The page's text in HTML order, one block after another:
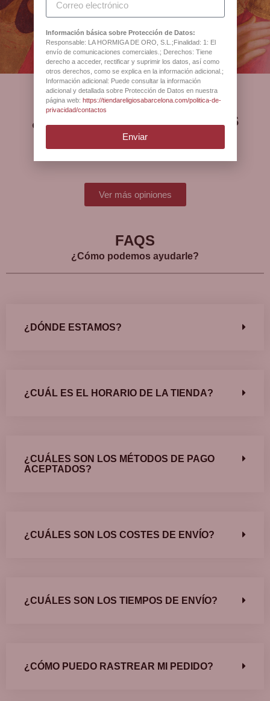
Antigua Botiga Catedral
Barcelona
¿Qué opinan nuestros
clientes?
Ver más opiniones
FAQS
¿Cómo podemos ayudarle?
¿DÓNDE ESTAMOS?
¿CUÁL ES EL HORARIO DE LA TIENDA?
¿CUÁLES SON LOS MÉTODOS DE PAGO
ACEPTADOS?
¿CUÁLES SON LOS COSTES DE ENVÍO?
¿CUÁLES SON LOS TIEMPOS DE ENVÍO?
¿CÓMO PUEDO RASTREAR MI PEDIDO?
Información básica sobre Protección de Datos:
Responsable: LA HORMIGA DE ORO, S.L.;Finalidad: 1: El
envío de comunicaciones comerciales.; Derechos: Tiene
derecho a acceder, rectificar y suprimir los datos, así como
otros derechos, como se explica en la información adicional.;
Información adicional: Puede consultar la información
adicional y detallada sobre Protección de Datos en nuestra
página web: https://tiendareligiosabarcelona.com/politica-de-
privacidad/contactos
Enviar